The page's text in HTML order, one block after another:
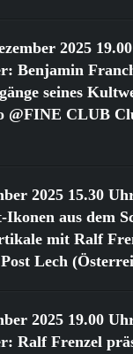
2025
Benjamin
seines
@FINE CLUB
2025 15.30
aus dem
mit Ralf
Lech
2025 19.00
Ralf Frenzel